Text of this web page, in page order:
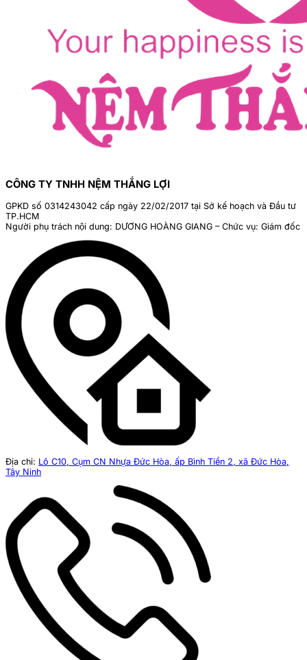
CÔNG TY TNHH NỆM THẮNG LỢI
GPKD số 0314243042 cấp ngày 22/02/2017 tại Sở kế hoạch và Đầu tư
TP.HCM
Người phụ trách nội dung: DƯƠNG HOÀNG GIANG – Chức vụ: Giám đốc
Địa chỉ: Lô C10, Cụm CN Nhựa Đức Hòa, ấp Bình Tiền 2, xã Đức Hòa,
Tây Ninh